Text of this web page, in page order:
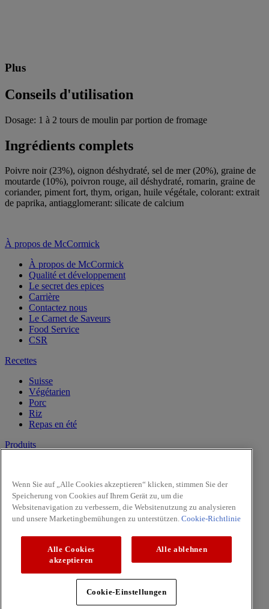
Plus
Conseils d'utilisation
Dosage: 1 à 2 tours de moulin par portion de fromage
Ingrédients complets
Poivre noir (23%), oignon déshydraté, sel de mer (20%), graine de
moutarde (10%), poivron rouge, ail déshydraté, romarin, graine de
coriander, piment fort, thym, origan, huile végétale, colorant: extrait
de paprika, antiagglomerant: silicate de calcium
À propos de McCormick
À propos de McCormick
Qualité et développement
Le secret des epices
Carrière
Contactez nous
Le Carnet de Saveurs
Food Service
CSR
Recettes
Suisse
Végétarien
Porc
Riz
Repas en été
Produits
Epices
Intense
Pasta & Pizza
Copyright © 2026 McCormick (McCormick & Company, Inc).
Tous droits réservés
Règles de confidentialité
Politique relative aux cookies
Wenn Sie auf „Alle Cookies akzeptieren“ klicken, stimmen Sie der
Speicherung von Cookies auf Ihrem Gerät zu, um die
Websitenavigation zu verbessern, die Websitenutzung zu analysieren
und unsere Marketingbemühungen zu unterstützen. Cookie-Richtlinie
Alle Cookies
akzeptieren
Alle ablehnen
Cookie-Einstellungen